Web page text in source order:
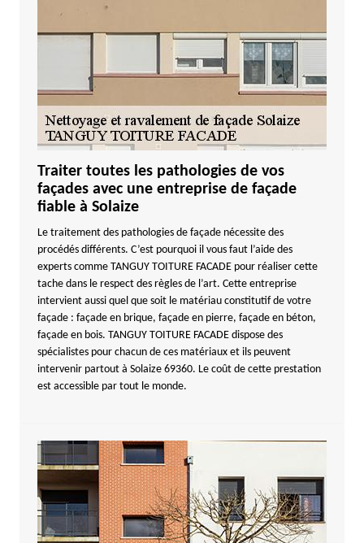
Traiter toutes les pathologies de vos
façades avec une entreprise de façade
fiable à Solaize
Le traitement des pathologies de façade nécessite des
procédés différents. C’est pourquoi il vous faut l’aide des
experts comme TANGUY TOITURE FACADE pour réaliser cette
tache dans le respect des règles de l’art. Cette entreprise
intervient aussi quel que soit le matériau constitutif de votre
façade : façade en brique, façade en pierre, façade en béton,
façade en bois. TANGUY TOITURE FACADE dispose des
spécialistes pour chacun de ces matériaux et ils peuvent
intervenir partout à Solaize 69360. Le coût de cette prestation
est accessible par tout le monde.